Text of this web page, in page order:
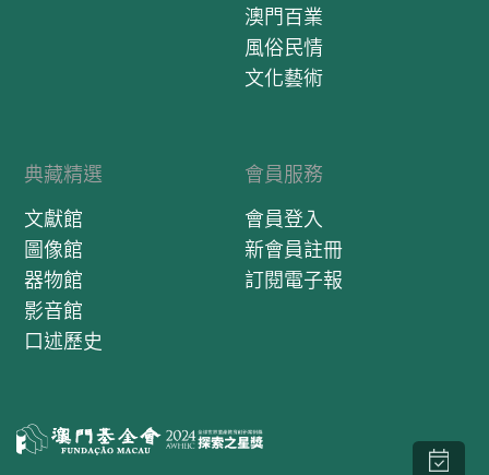
澳門百業
風俗民情
文化藝術
典藏精選
文獻館
圖像館
器物館
影音館
口述歷史
會員服務
會員登入
新會員註冊
訂閱電子報